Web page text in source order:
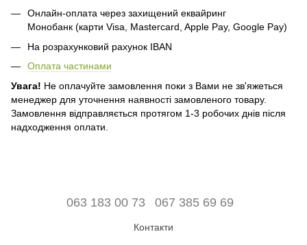
Онлайн-оплата через захищений еквайринг
Монобанк (карти Visa, Mastercard, Apple Pay, Google Pay)
На розрахунковий рахунок IBAN
Оплата частинами
Увага! Не оплачуйте замовлення поки з Вами не зв'яжеться
менеджер для уточнення наявності замовленого товару.
Замовлення відправляється протягом 1-3 робочих днів після
надходження оплати.
063 183 00 73 067 385 69 69
Контакти